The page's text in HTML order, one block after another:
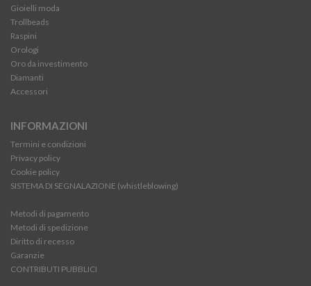
Gioielli moda
Trollbeads
Raspini
Orologi
Oro da investimento
Diamanti
Accessori
INFORMAZIONI
Termini e condizioni
Privacy policy
Cookie policy
SISTEMA DI SEGNALAZIONE (whistleblowing)
Metodi di pagamento
Metodi di spedizione
Diritto di recesso
Garanzie
CONTRIBUTI PUBBLICI